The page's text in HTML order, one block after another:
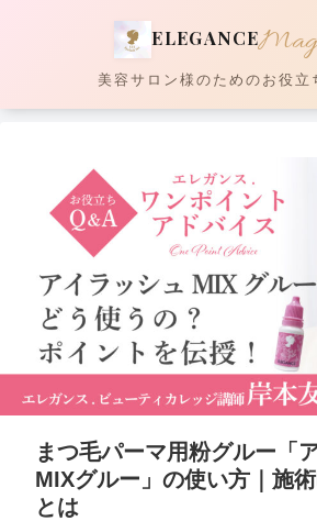
ELEGANCE
美容サロン様のためのお役立
まつ毛パーマ用粉グルー「
MIXグルー」の使い方｜施
とは